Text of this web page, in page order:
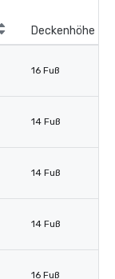
Deckenhöhe
16 Fuß
14 Fuß
14 Fuß
14 Fuß
16 Fuß